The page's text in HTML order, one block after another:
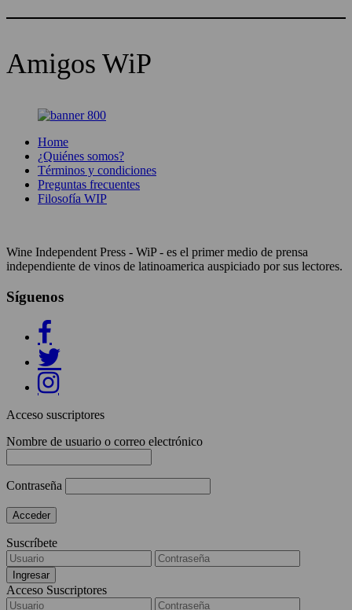
Amigos WiP
Home
¿Quiénes somos?
Términos y condiciones
Preguntas frecuentes
Filosofía WIP
Wine Independent Press - WiP - es el primer medio de prensa
independiente de vinos de latinoamerica auspiciado por sus lectores.
Síguenos
Acceso suscriptores
Nombre de usuario o correo electrónico
Contraseña
Suscríbete
Acceso Suscriptores